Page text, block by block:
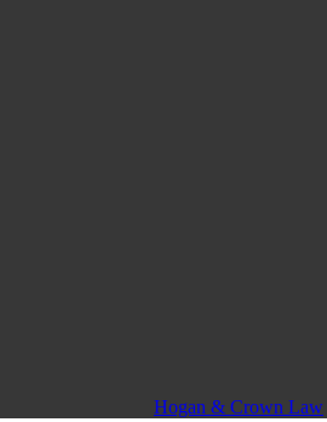
Hogan & Crown Law